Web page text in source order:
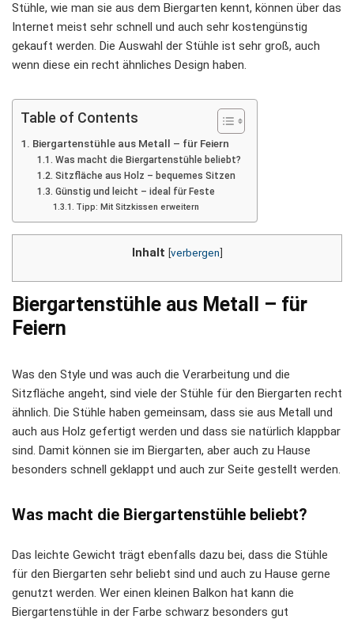
Stühle, wie man sie aus dem Biergarten kennt, können über das
Internet meist sehr schnell und auch sehr kostengünstig
gekauft werden. Die Auswahl der Stühle ist sehr groß, auch
wenn diese ein recht ähnliches Design haben.
Table of Contents
Biergartenstühle aus Metall – für Feiern
Was macht die Biergartenstühle beliebt?
Sitzfläche aus Holz – bequemes Sitzen
Günstig und leicht – ideal für Feste
Tipp: Mit Sitzkissen erweitern
Inhalt [verbergen]
Biergartenstühle aus Metall – für
Feiern
Was den Style und was auch die Verarbeitung und die
Sitzfläche angeht, sind viele der Stühle für den Biergarten recht
ähnlich. Die Stühle haben gemeinsam, dass sie aus Metall und
auch aus Holz gefertigt werden und dass sie natürlich klappbar
sind. Damit können sie im Biergarten, aber auch zu Hause
besonders schnell geklappt und auch zur Seite gestellt werden.
Was macht die Biergartenstühle beliebt?
Das leichte Gewicht trägt ebenfalls dazu bei, dass die Stühle
für den Biergarten sehr beliebt sind und auch zu Hause gerne
genutzt werden. Wer einen kleinen Balkon hat kann die
Biergartenstühle in der Farbe schwarz besonders gut